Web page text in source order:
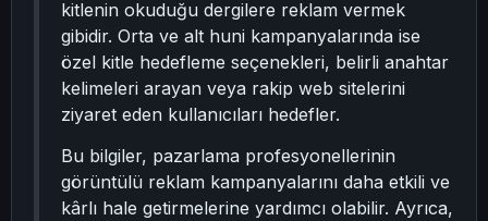
kitlenin okuduğu dergilere reklam vermek
gibidir. Orta ve alt huni kampanyalarında ise
özel kitle hedefleme seçenekleri, belirli anahtar
kelimeleri arayan veya rakip web sitelerini
ziyaret eden kullanıcıları hedefler.
Bu bilgiler, pazarlama profesyonellerinin
görüntülü reklam kampanyalarını daha etkili ve
kârlı hale getirmelerine yardımcı olabilir. Ayrıca,